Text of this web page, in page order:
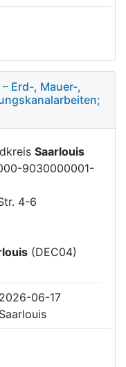
Erd-, Mauer-,
Saarlouis
9030000001-
4-6
(DEC04)
2026-06-17
Saarlouis